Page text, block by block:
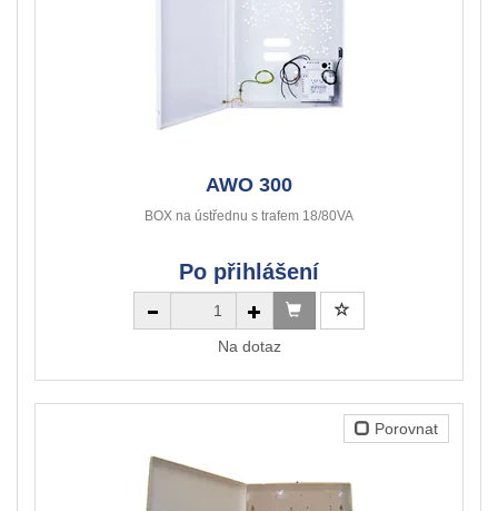
AWO 300
BOX na ústřednu s trafem 18/80VA
Po přihlášení
Na dotaz
Porovnat